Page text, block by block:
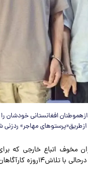
که برای اخاذی ۷هزار دلاری یکی ازهموطنان
افغانستانی خودشان را در